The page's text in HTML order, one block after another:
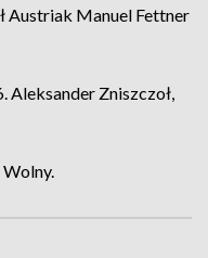
Austriak Manuel Fettner
Aleksander Zniszczoł,
Wolny.